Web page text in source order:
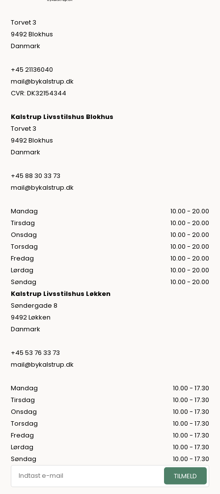
Torvet 3
9492 Blokhus
Danmark
+45 21136040
mail@bykalstrup.dk
CVR: DK32154344
Kalstrup Livsstilshus Blokhus
Torvet 3
9492 Blokhus
Danmark
+45 88 30 33 73
mail@bykalstrup.dk
Mandag
10.00 - 20.00
Tirsdag
10.00 - 20.00
Onsdag
10.00 - 20.00
Torsdag
10.00 - 20.00
Fredag
10.00 - 20.00
Lørdag
10.00 - 20.00
Søndag
10.00 - 20.00
Kalstrup Livsstilshus Løkken
Søndergade 8
9492 Løkken
Danmark
+45 53 76 33 73
mail@bykalstrup.dk
Mandag
10.00 - 17.30
Tirsdag
10.00 - 17.30
Onsdag
10.00 - 17.30
Torsdag
10.00 - 17.30
Fredag
10.00 - 17.30
Lørdag
10.00 - 17.30
Søndag
10.00 - 17.30